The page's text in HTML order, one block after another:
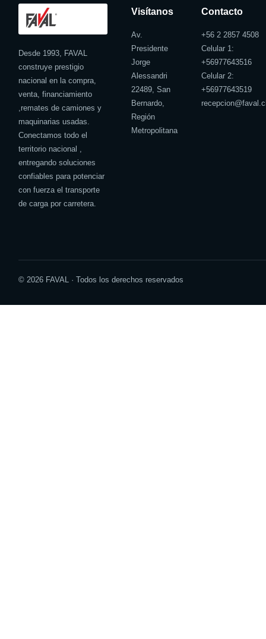
Desde 1993, FAVAL
construye prestigio
nacional en la compra,
venta, financiamiento
,remates de camiones y
maquinarias usadas.
Conectamos todo el
territorio nacional ,
entregando soluciones
confiables para potenciar
con fuerza el transporte
de carga por carretera.
Visítanos
Av.
Presidente
Jorge
Alessandri
22489, San
Bernardo,
Región
Metropolitana
Contacto
+56 2 2857 4508
Celular 1:
+56977643516
Celular 2:
+56977643519
© 2026 FAVAL · Todos los derechos reservados